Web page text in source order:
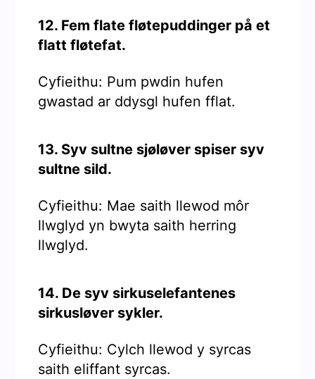
12. Fem flate fløtepuddinger på et
flatt fløtefat.
Cyfieithu: Pum pwdin hufen
gwastad ar ddysgl hufen fflat.
13. Syv sultne sjøløver spiser syv
sultne sild.
Cyfieithu: Mae saith llewod môr
llwglyd yn bwyta saith herring
llwglyd.
14. De syv sirkuselefantenes
sirkusløver sykler.
Cyfieithu: Cylch llewod y syrcas
saith eliffant syrcas.